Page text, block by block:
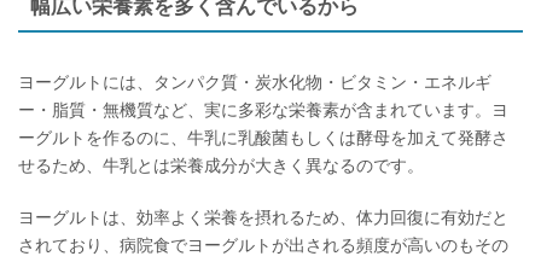
幅広い栄養素を多く含んでいるから
ヨーグルトには、タンパク質・炭水化物・ビタミン・エネルギ
ー・脂質・無機質など、実に多彩な栄養素が含まれています。ヨ
ーグルトを作るのに、牛乳に乳酸菌もしくは酵母を加えて発酵さ
せるため、牛乳とは栄養成分が大きく異なるのです。
ヨーグルトは、効率よく栄養を摂れるため、体力回復に有効だと
されており、病院食でヨーグルトが出される頻度が高いのもその